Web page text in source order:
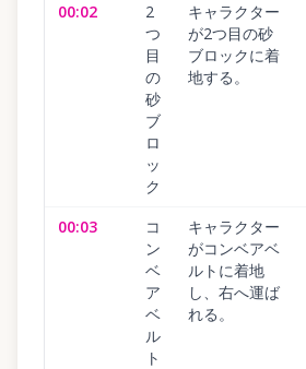
00:02
2
つ
目
の
砂
ブ
ロ
ッ
ク
キャラクター
が2つ目の砂
ブロックに着
地する。
00:03
コ
ン
ベ
ア
ベ
ル
ト
キャラクター
がコンベアベ
ルトに着地
し、右へ運ば
れる。